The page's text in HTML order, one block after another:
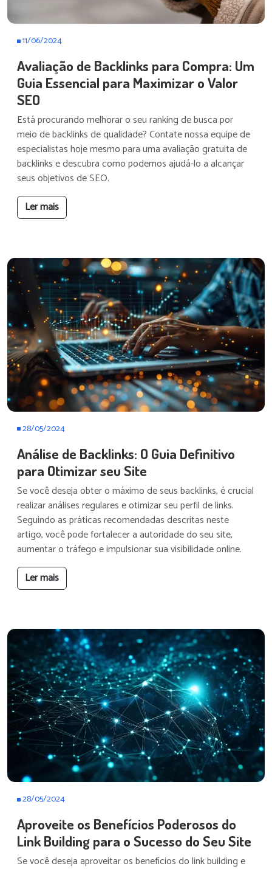
11/06/2024
Avaliação de Backlinks para Compra: Um
Guia Essencial para Maximizar o Valor
SEO
Está procurando melhorar o seu ranking de busca por
meio de backlinks de qualidade? Contate nossa equipe de
especialistas hoje mesmo para uma avaliação gratuita de
backlinks e descubra como podemos ajudá-lo a alcançar
seus objetivos de SEO.
Ler mais
28/05/2024
Análise de Backlinks: O Guia Definitivo
para Otimizar seu Site
Se você deseja obter o máximo de seus backlinks, é crucial
realizar análises regulares e otimizar seu perfil de links.
Seguindo as práticas recomendadas descritas neste
artigo, você pode fortalecer a autoridade do seu site,
aumentar o tráfego e impulsionar sua visibilidade online.
Ler mais
28/05/2024
Aproveite os Benefícios Poderosos do
Link Building para o Sucesso do Seu Site
Se você deseja aproveitar os benefícios do link building e